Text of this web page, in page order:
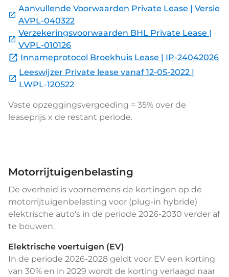
Aanvullende Voorwaarden Private Lease | Versie
AVPL-040322
Verzekeringsvoorwaarden BHL Private Lease |
VVPL-010126
Innameprotocol Broekhuis Lease | IP-24042026
Leeswijzer Private lease vanaf 12-05-2022 |
LWPL-120522
Vaste opzeggingsvergoeding = 35% over de
leaseprijs x de restant periode.
Motorrijtuigenbelasting
De overheid is voornemens de kortingen op de
motorrijtuigenbelasting voor (plug-in hybride)
elektrische auto’s in de periode 2026-2030 verder af
te bouwen.
Elektrische voertuigen (EV)
In de periode 2026-2028 geldt voor EV een korting
van 30% en in 2029 wordt de korting verlaagd naar